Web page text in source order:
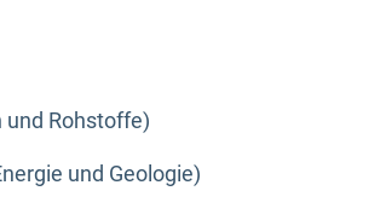
und Rohstoffe)
und Geologie)